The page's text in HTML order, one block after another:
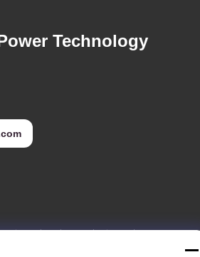
Technology
जिहुआ वेस्ट रोड, चानचेंग जिला, फोशन शहर,